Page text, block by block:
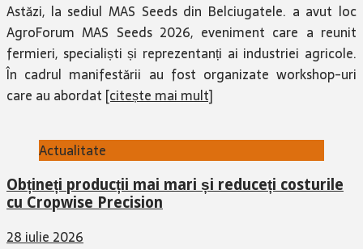
Astăzi, la sediul MAS Seeds din Belciugatele. a avut loc
AgroForum MAS Seeds 2026, eveniment care a reunit
fermieri, specialiști și reprezentanți ai industriei agricole.
În cadrul manifestării au fost organizate workshop-uri
care au abordat [citește mai mult]
Actualitate
Obțineți producții mai mari și reduceți costurile
cu Cropwise Precision
28 iulie 2026